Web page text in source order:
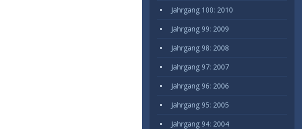
Jahrgang 100: 2010
Jahrgang 99: 2009
Jahrgang 98: 2008
Jahrgang 97: 2007
Jahrgang 96: 2006
Jahrgang 95: 2005
Jahrgang 94: 2004